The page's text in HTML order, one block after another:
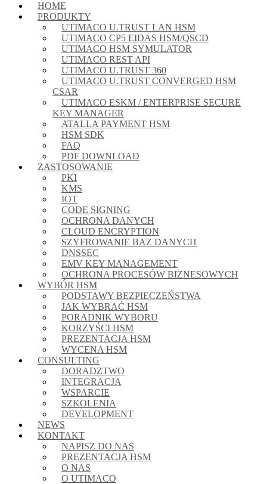
HOME
PRODUKTY
UTIMACO U.TRUST LAN HSM
UTIMACO CP5 EIDAS HSM/QSCD
UTIMACO HSM SYMULATOR
UTIMACO REST API
UTIMACO U.TRUST 360
UTIMACO U.TRUST CONVERGED HSM
CSAR
UTIMACO ESKM / ENTERPRISE SECURE
KEY MANAGER
ATALLA PAYMENT HSM
HSM SDK
FAQ
PDF DOWNLOAD
ZASTOSOWANIE
PKI
KMS
IOT
CODE SIGNING
OCHRONA DANYCH
CLOUD ENCRYPTION
SZYFROWANIE BAZ DANYCH
DNSSEC
EMV KEY MANAGEMENT
OCHRONA PROCESÓW BIZNESOWYCH
WYBÓR HSM
PODSTAWY BEZPIECZEŃSTWA
JAK WYBRAĆ HSM
PORADNIK WYBORU
KORZYŚCI HSM
PREZENTACJA HSM
WYCENA HSM
CONSULTING
DORADZTWO
INTEGRACJA
WSPARCIE
SZKOLENIA
DEVELOPMENT
NEWS
KONTAKT
NAPISZ DO NAS
PREZENTACJA HSM
O NAS
O UTIMACO